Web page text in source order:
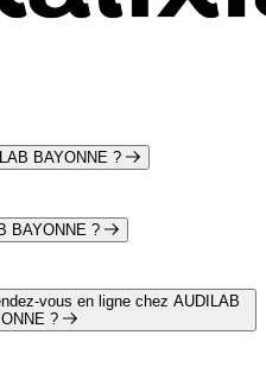
BAYONNE ?
BAYONNE ?
vous en ligne chez AUDILAB
?